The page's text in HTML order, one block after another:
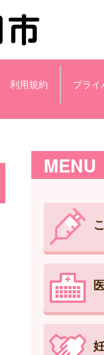
利用規約 プラ
MENU